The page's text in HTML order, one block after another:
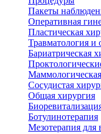
Пакеты
Оперативная
Пластическая
Травматология и
Бариатрическая
Сосудистая
Общая хирургия
Ботулинотерапия
Мезотерапия для